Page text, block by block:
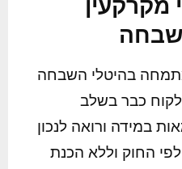
בהיטלי השבחה
כבר בשלב
במידה ורואה לנכון
החוק וללא הכנת